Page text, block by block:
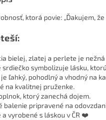
ktorá povie: „Ďakujem, že
bielej, zlatej a perlete je nežná
srdiečko symbolizuje lásku,
ľahký, pohodlný a vhodný na
na kvalitnej pruženke.
ktorý zanechá dojem.
balenie pripravené na
a vyrobené s láskou v ČR ❤️